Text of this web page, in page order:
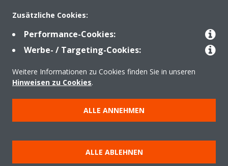
Lösungen
Kontakt
Hinweis zu Cookies
Datenschutzerklärung
Unternehmensethik
AGB Data Act
Zusätzliche Cookies:
Performance-Cookies:
Werbe- / Targeting-Cookies:
Weitere Informationen zu Cookies finden Sie in unseren
Hinweisen zu Cookies.
ALLE ANNEHMEN
ALLE ABLEHNEN